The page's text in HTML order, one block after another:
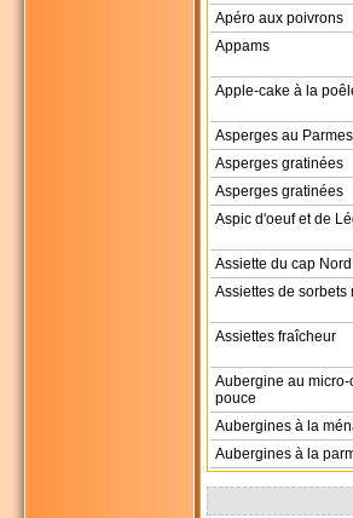
Apéro aux poivrons
Appams
Apple-cake à la
Asperges au
Asperges gratinées
Asperges gratinées
Aspic d'oeuf et de
Assiette du cap Nord
Assiettes de sorbets
Assiettes fraîcheur
Aubergine au
pouce
Aubergines à la
Aubergines à la